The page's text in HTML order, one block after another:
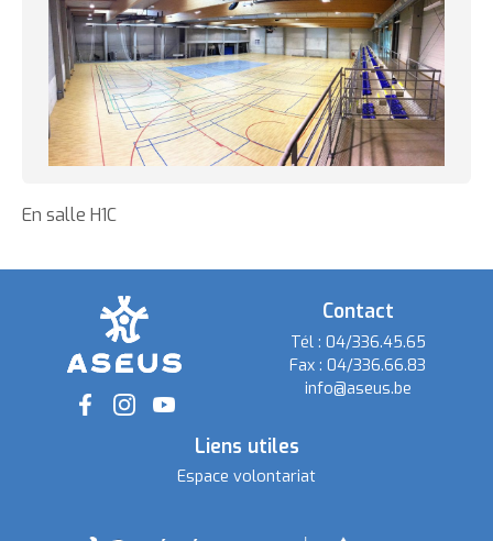
En salle H1C
Social
Contact
Tél : 04/336.45.65
Fax :04/336.66.83
info@aseus.be
Liens utiles
Espace volontariat